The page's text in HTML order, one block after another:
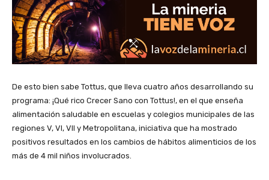
De esto bien sabe Tottus, que lleva cuatro años desarrollando su
programa: ¡Qué rico Crecer Sano con Tottus!, en el que enseña
alimentación saludable en escuelas y colegios municipales de las
regiones V, VI, VII y Metropolitana, iniciativa que ha mostrado
positivos resultados en los cambios de hábitos alimenticios de los
más de 4 mil niños involucrados.